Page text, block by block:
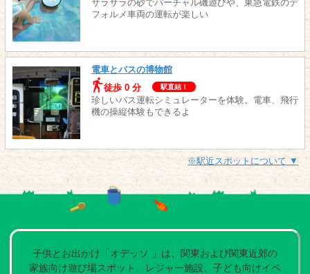
サラサラの砂でバーチャル磯遊びや、東急電鉄のデ
フォルメ車両の運転が楽しい
電車とバスの博物館
徒歩 0 分
駅直結！
珍しいバス運転シミュレーターを体験。電車、飛行
機の操縦体験もできるよ
※駅近スポットについて ▼
子供とお出かけ「オデッソ 」は、関東および関東近郊の
家族向け遊び場スポット、レジャー施設、子ども向けイベ